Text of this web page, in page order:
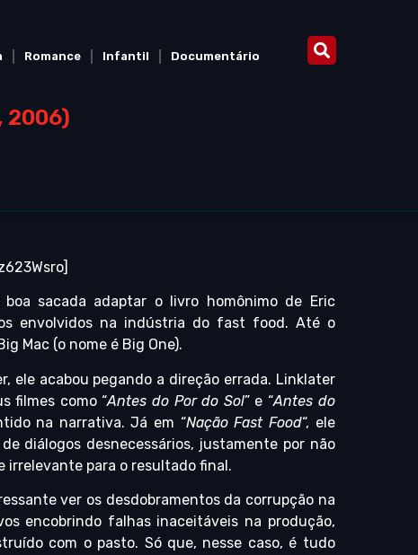
Romance Infantil Documentário
2006)
boa sacada adaptar o livro homônimo de Eric
envolvidos na indústria do fast food. Até o
Mac (o nome é Big One).
ele acabou pegando a direção errada. Linklater
filmes como “Antes do Por do Sol” e “Antes do
na narrativa. Já em “Nação Fast Food“, ele
diálogos desnecessários, justamente por não
irrelevante para o resultado final.
ver os desdobramentos da corrupção na
encobrindo falhas inaceitáveis na produção,
com o pasto. Só que, nesse caso, é tudo